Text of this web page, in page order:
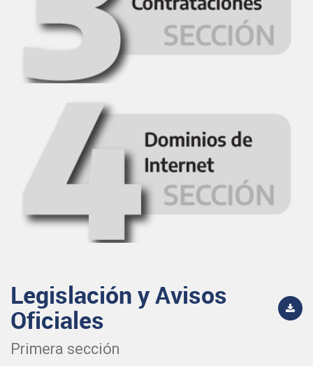
Legislación y Avisos
Oficiales
Primera sección